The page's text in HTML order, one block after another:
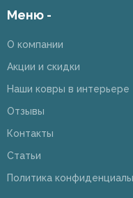
Меню -
О компании
Акции и скидки
Наши ковры в интерьере
Отзывы
Контакты
Статьи
Политика